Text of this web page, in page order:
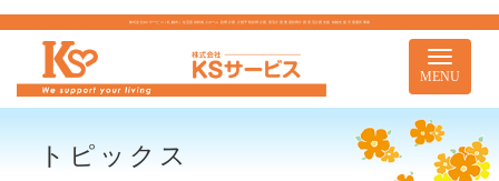
株式会社KSサービス｜札幌市｜住宅型有料老人ホーム 訪問介護 介護予防訪問介護 居宅介護 重度訪問介護 居宅介護支援 移動支援 児童通所事業
Toggle
MENU
トピックス